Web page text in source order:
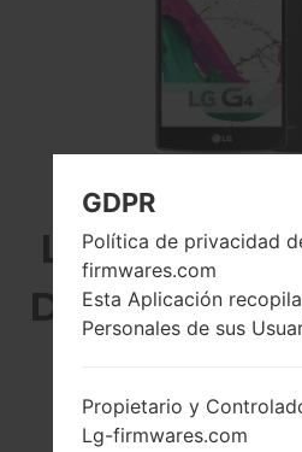
LG F500LA
DE LA SERIE
GDPR
Política de privacidad
firmwares.com
Esta Aplicación
Personales de sus
Propietario y
Lg-firmwares.com